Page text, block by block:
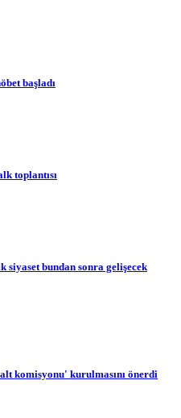
başladı
toplantısı
siyaset bundan sonra gelişecek
komisyonu' kurulmasını önerdi